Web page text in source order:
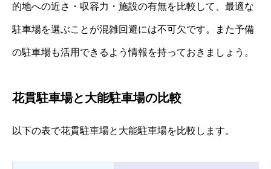
的地への近さ・収容力・施設の有無を比較して、最適な
駐車場を選ぶことが混雑回避には不可欠です。また予備
の駐車場も活用できるよう情報を持っておきましょう。
花貫駐車場と大能駐車場の比較
以下の表で花貫駐車場と大能駐車場を比較します。